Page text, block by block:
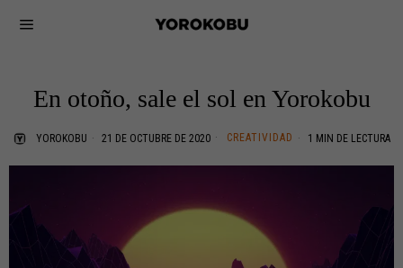
En otoño, sale el sol en Yorokobu
YOROKOBU 21 DE OCTUBRE DE 2020 CREATIVIDAD 1 MIN DE LECTURA